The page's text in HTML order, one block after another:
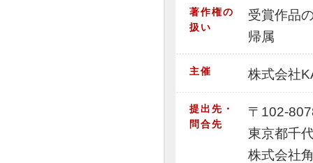
著作権の
扱い
受賞作品
帰属
主催 株式会社
提出先・
問合先
〒102-
東京都千
株式会社